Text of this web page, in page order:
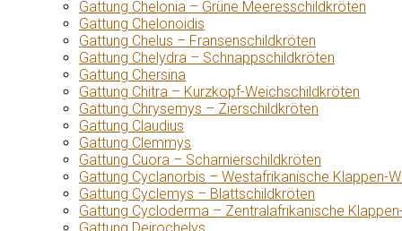
Gattung Chelonia – Grüne Meeresschildkröten
Gattung Chelonoidis
Gattung Chelus – Fransenschildkröten
Gattung Chelydra – Schnappschildkröten
Gattung Chersina
Gattung Chitra – Kurzkopf-Weichschildkröten
Gattung Chrysemys – Zierschildkröten
Gattung Claudius
Gattung Clemmys
Gattung Cuora – Scharnierschildkröten
Gattung Cyclanorbis – Westafrikanische Klappen-
Gattung Cyclemys – Blattschildkröten
Gattung Cycloderma – Zentralafrikanische